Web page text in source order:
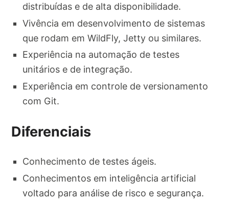
distribuídas e de alta disponibilidade.
Vivência em desenvolvimento de sistemas
que rodam em WildFly, Jetty ou similares.
Experiência na automação de testes
unitários e de integração.
Experiência em controle de versionamento
com Git.
Diferenciais
Conhecimento de testes ágeis.
Conhecimentos em inteligência artificial
voltado para análise de risco e segurança.